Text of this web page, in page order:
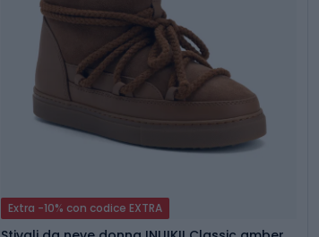
Extra -10% con codice EXTRA